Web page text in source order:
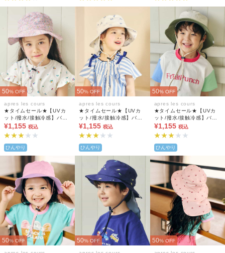
50% OFF
apres les cours
★タイムセール★【UVカ
ット/撥水/接触冷感】バラ
エティアウトドアハット_
保冷剤ポケット付き
¥1,155 税込
ひんやり
50% OFF
apres les cours
★タイムセール★【UVカ
ット/撥水/接触冷感】バラ
エティアウトドアハット_
保冷剤ポケット付き
¥1,155 税込
ひんやり
50% OFF
apres les cours
★タイムセール★【UVカ
ット/撥水/接触冷感】バラ
エティアウトドアハット_
保冷剤ポケット付き
¥1,155 税込
ひんやり
50% OFF 50% OFF 50% OFF